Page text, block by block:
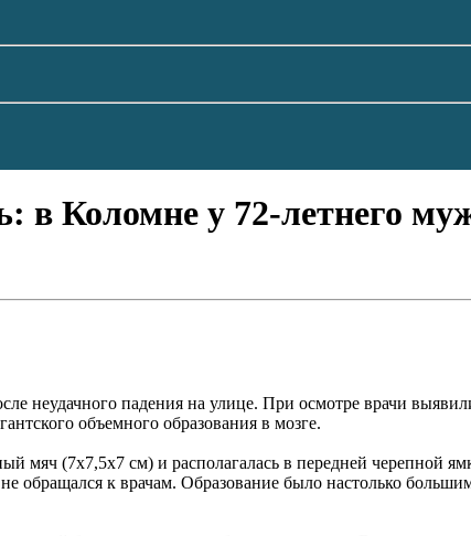
в Коломне у 72-летнего
неудачного падения на улице. При осмотре врачи
объемного образования в мозге.
мяч (7х7,5х7 см) и располагалась в передней черепной
обращался к врачам. Образование было настолько